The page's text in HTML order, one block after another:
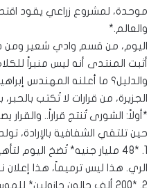
موحدة، لمشروع زراعي يقود
والعالم.*
اليوم، من قسم وادي شعير ومن
أثبت المنتدى أنه ليس منبراً
والدليل؟ ما أعلنه المهندس
الجزيرة، من قرارات لا تُكتب
*أولاً: الشورى تُنتج قراراً..
حين تلتقي الشفافية بالإرادة،
1. *48 مليار جنيه* تُضخ
الري. هذا ليس ترميماً، هذا
2. *200 ألف جالون جازولين*